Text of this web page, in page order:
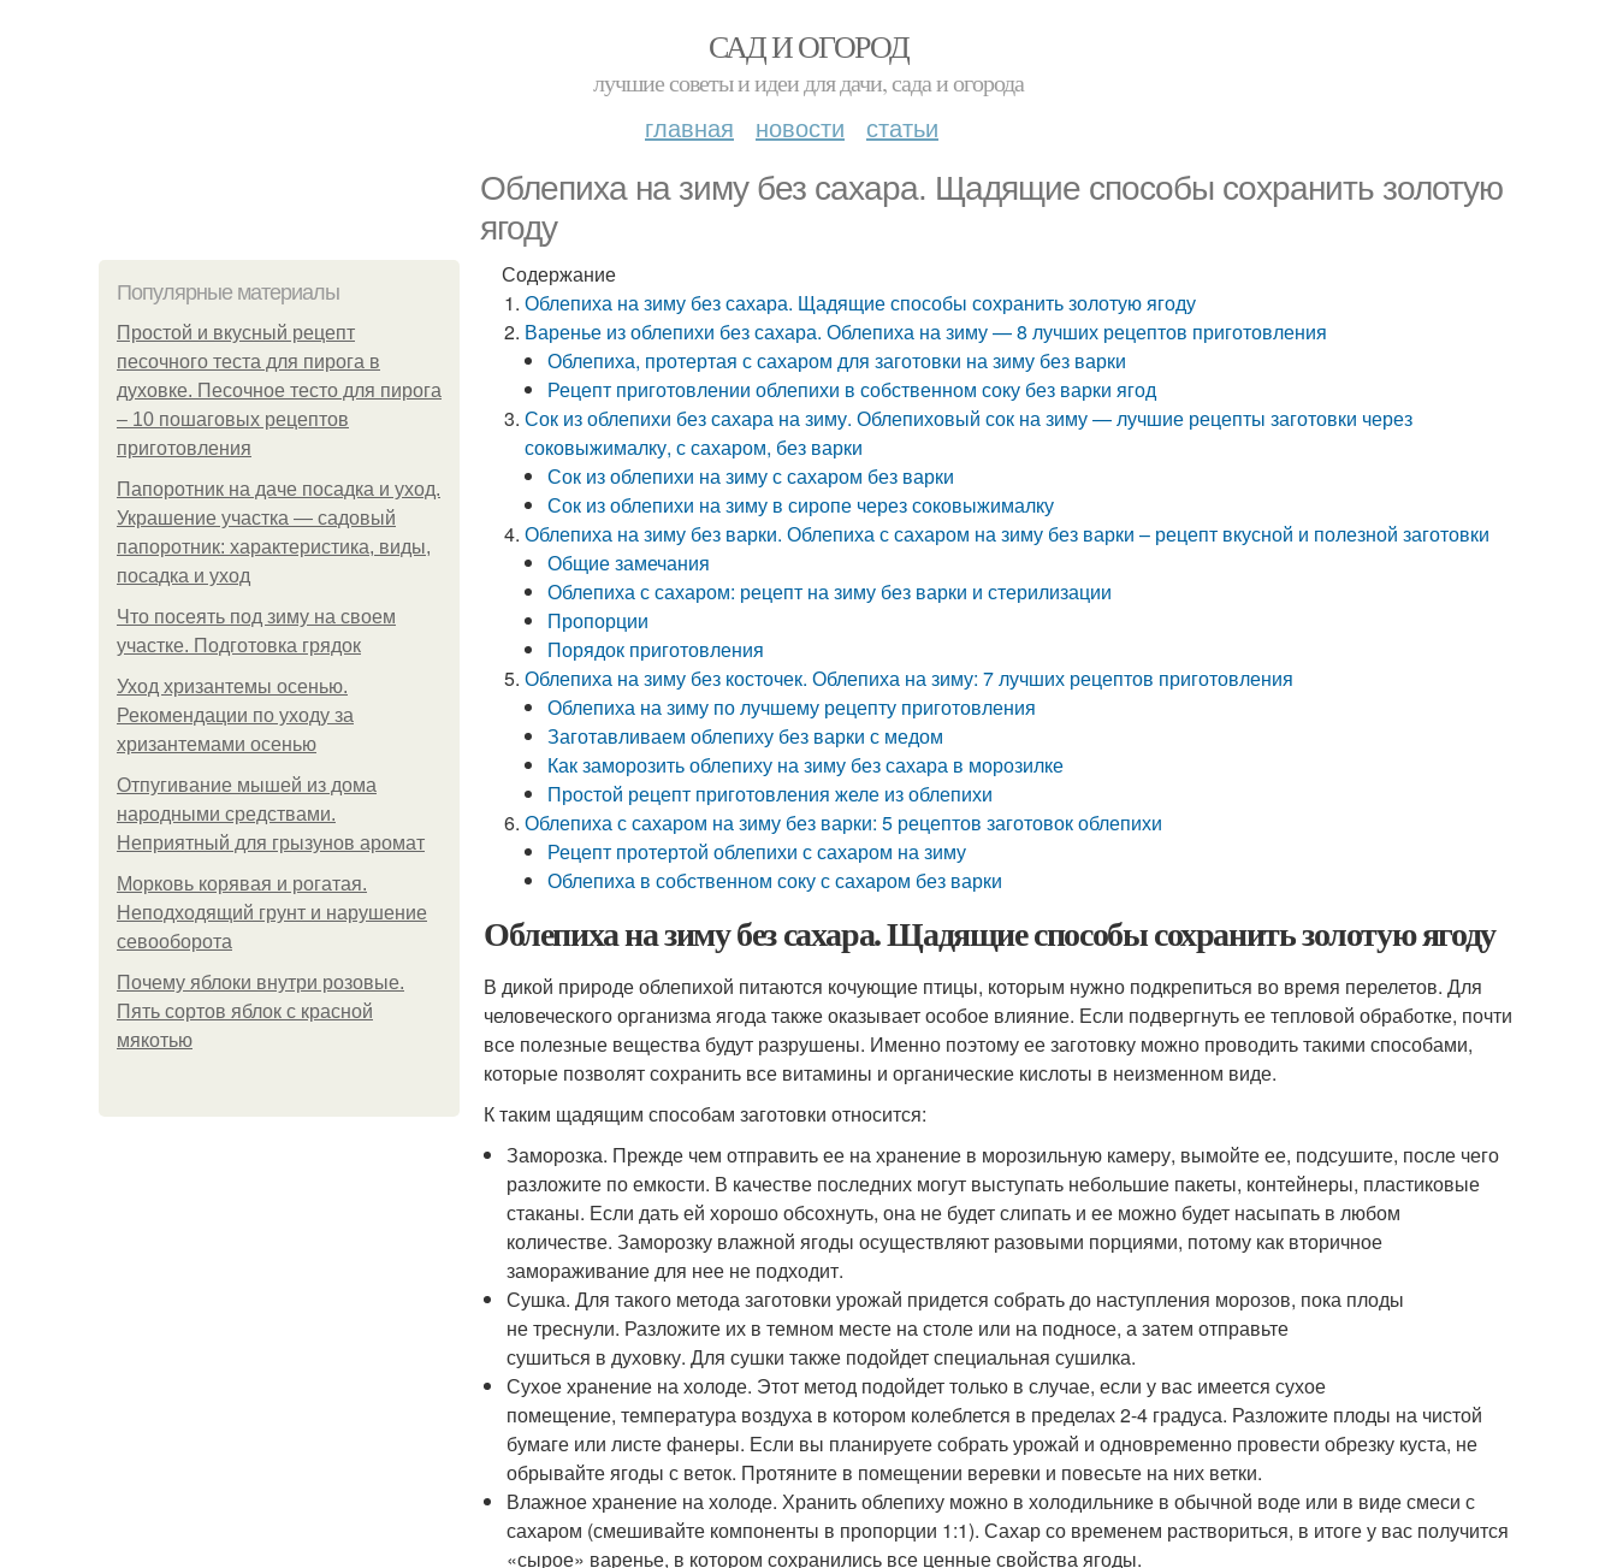
САД И ОГОРОД
лучшие советы и идеи для дачи, сада и огорода
главная новости статьи
Облепиха на зиму без сахара. Щадящие способы сохранить золотую
ягоду
Популярные материалы
Простой и вкусный рецепт
песочного теста для пирога в
духовке. Песочное тесто для пирога
– 10 пошаговых рецептов
приготовления
Папоротник на даче посадка и уход.
Украшение участка — садовый
папоротник: характеристика, виды,
посадка и уход
Что посеять под зиму на своем
участке. Подготовка грядок
Уход хризантемы осенью.
Рекомендации по уходу за
хризантемами осенью
Отпугивание мышей из дома
народными средствами.
Неприятный для грызунов аромат
Морковь корявая и рогатая.
Неподходящий грунт и нарушение
севооборота
Почему яблоки внутри розовые.
Пять сортов яблок с красной
мякотью
Содержание
Облепиха на зиму без сахара. Щадящие способы сохранить золотую ягоду
Варенье из облепихи без сахара. Облепиха на зиму — 8 лучших рецептов приготовления
Облепиха, протертая с сахаром для заготовки на зиму без варки
Рецепт приготовлении облепихи в собственном соку без варки ягод
Сок из облепихи без сахара на зиму. Облепиховый сок на зиму — лучшие рецепты заготовки через
соковыжималку, с сахаром, без варки
Сок из облепихи на зиму с сахаром без варки
Сок из облепихи на зиму в сиропе через соковыжималку
Облепиха на зиму без варки. Облепиха с сахаром на зиму без варки – рецепт вкусной и полезной заготовки
Общие замечания
Облепиха с сахаром: рецепт на зиму без варки и стерилизации
Пропорции
Порядок приготовления
Облепиха на зиму без косточек. Облепиха на зиму: 7 лучших рецептов приготовления
Облепиха на зиму по лучшему рецепту приготовления
Заготавливаем облепиху без варки с медом
Как заморозить облепиху на зиму без сахара в морозилке
Простой рецепт приготовления желе из облепихи
Облепиха с сахаром на зиму без варки: 5 рецептов заготовок облепихи
Рецепт протертой облепихи с сахаром на зиму
Облепиха в собственном соку с сахаром без варки
Облепиха на зиму без сахара. Щадящие способы сохранить золотую ягоду
В дикой природе облепихой питаются кочующие птицы, которым нужно подкрепиться во время перелетов. Для
человеческого организма ягода также оказывает особое влияние. Если подвергнуть ее тепловой обработке, почти
все полезные вещества будут разрушены. Именно поэтому ее заготовку можно проводить такими способами,
которые позволят сохранить все витамины и органические кислоты в неизменном виде.
К таким щадящим способам заготовки относится:
Заморозка. Прежде чем отправить ее на хранение в морозильную камеру, вымойте ее, подсушите, после чего
разложите по емкости. В качестве последних могут выступать небольшие пакеты, контейнеры, пластиковые
стаканы. Если дать ей хорошо обсохнуть, она не будет слипать и ее можно будет насыпать в любом
количестве. Заморозку влажной ягоды осуществляют разовыми порциями, потому как вторичное
замораживание для нее не подходит.
Сушка. Для такого метода заготовки урожай придется собрать до наступления морозов, пока плоды
не треснули. Разложите их в темном месте на столе или на подносе, а затем отправьте
сушиться в духовку. Для сушки также подойдет специальная сушилка.
Сухое хранение на холоде. Этот метод подойдет только в случае, если у вас имеется сухое
помещение, температура воздуха в котором колеблется в пределах 2-4 градуса. Разложите плоды на чистой
бумаге или листе фанеры. Если вы планируете собрать урожай и одновременно провести обрезку куста, не
обрывайте ягоды с веток. Протяните в помещении веревки и повесьте на них ветки.
Влажное хранение на холоде. Хранить облепиху можно в холодильнике в обычной воде или в виде смеси с
сахаром (смешивайте компоненты в пропорции 1:1). Сахар со временем раствориться, в итоге у вас получится
«сырое» варенье, в котором сохранились все ценные свойства ягоды.